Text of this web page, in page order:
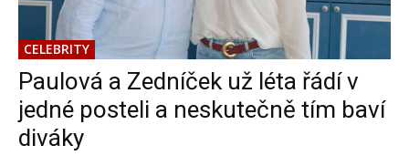
CELEBRITY
Paulová a Zedníček už léta řádí v
jedné posteli a neskutečně tím baví
diváky